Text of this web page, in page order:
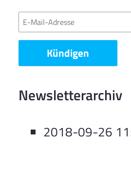
E-
Mail-
Adresse
Kündigen
Newsletterarchiv
2018-09-26